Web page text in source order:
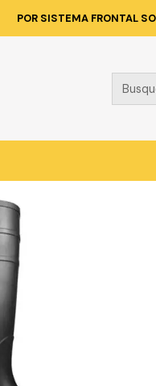
POR SISTEMA FRONTAL
Catálogo CALZADO BOTAS